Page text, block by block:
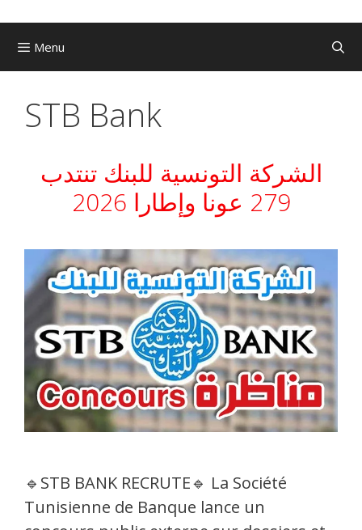
Menu
STB Bank
الشركة التونسية للبنك تنتدب
279 عونا وإطارا 2026
🔹STB BANK RECRUTE🔹 La Société
Tunisienne de Banque lance un